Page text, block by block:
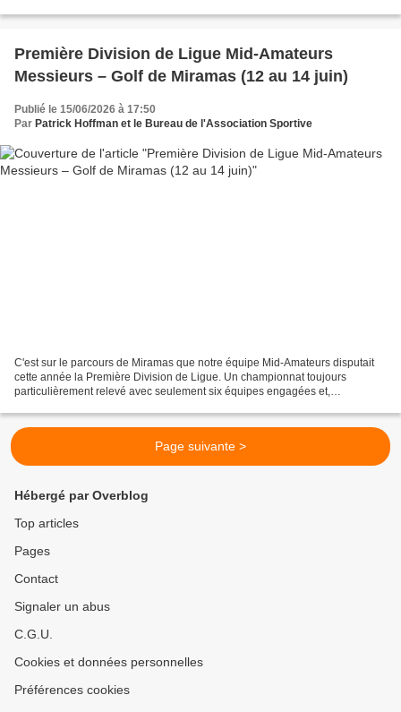
Première Division de Ligue Mid-Amateurs
Messieurs – Golf de Miramas (12 au 14 juin)
Publié le 15/06/2026 à 17:50
Par Patrick Hoffman et le Bureau de l'Association Sportive
C'est sur le parcours de Miramas que notre équipe Mid-Amateurs disputait
cette année la Première Division de Ligue. Un championnat toujours
particulièrement relevé avec seulement six équipes engagées et,
Page suivante >
Hébergé par Overblog
Top articles
Pages
Contact
Signaler un abus
C.G.U.
Cookies et données personnelles
Préférences cookies